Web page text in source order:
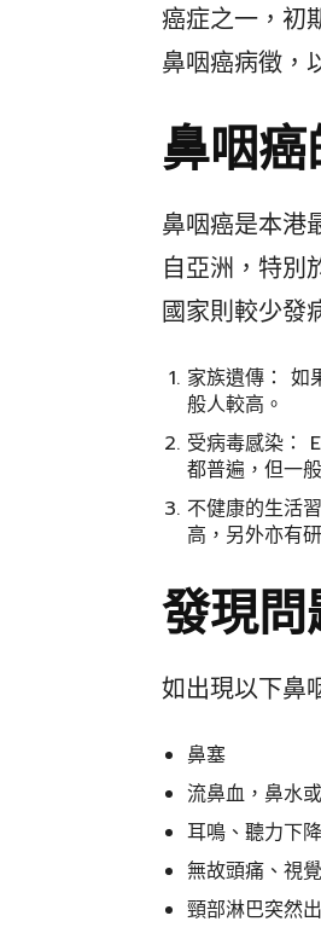
癌症之一，初
鼻咽癌病徵，
鼻咽癌
鼻咽癌是本港
自亞洲，特別
國家則較少發
家族遺傳： 如
般人較高。
受病毒感染：
都普遍，但一
不健康的生活
高，另外亦有
發現
如出現以下鼻
鼻塞
流鼻血，鼻水
耳鳴、聽力下
無故頭痛、視
頸部淋巴突然